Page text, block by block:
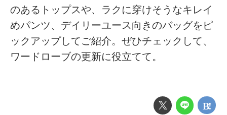
のあるトップスや、ラクに穿けそうなキレイ
めパンツ、デイリーユース向きのバッグをピ
ックアップしてご紹介。ぜひチェックして、
ワードローブの更新に役立てて。